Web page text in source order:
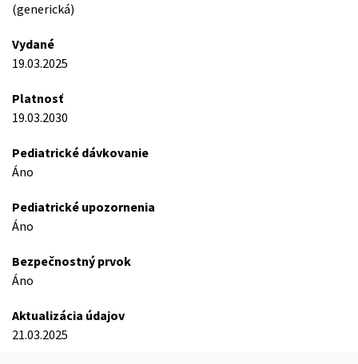
(generická)
Vydané
19.03.2025
Platnosť
19.03.2030
Pediatrické dávkovanie
Áno
Pediatrické upozornenia
Áno
Bezpečnostný prvok
Áno
Aktualizácia údajov
21.03.2025